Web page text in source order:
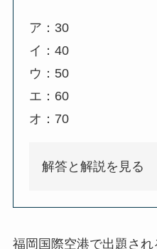
ア：30
イ：40
ウ：50
エ：60
オ：70
解答と解説を見る
福岡国際空港で出題さ